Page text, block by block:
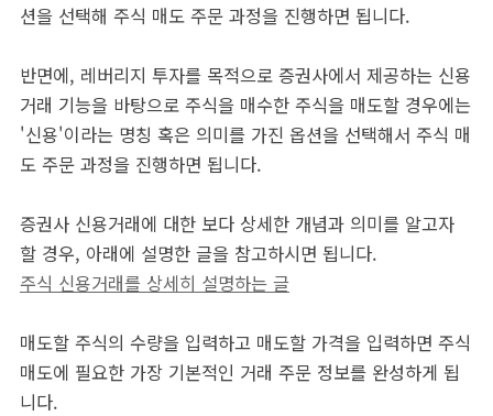
션을 선택해 주식 매도 주문 과정을 진행하면 됩니다.
반면에, 레버리지 투자를 목적으로 증권사에서 제공하는 신용
거래 기능을 바탕으로 주식을 매수한 주식을 매도할 경우에는
'신용'이라는 명칭 혹은 의미를 가진 옵션을 선택해서 주식 매
도 주문 과정을 진행하면 됩니다.
증권사 신용거래에 대한 보다 상세한 개념과 의미를 알고자
할 경우, 아래에 설명한 글을 참고하시면 됩니다.
주식 신용거래를 상세히 설명하는 글
매도할 주식의 수량을 입력하고 매도할 가격을 입력하면 주식
매도에 필요한 가장 기본적인 거래 주문 정보를 완성하게 됩
니다.